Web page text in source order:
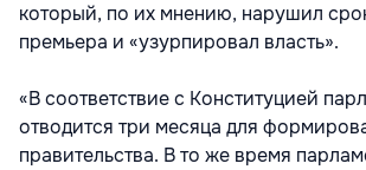
который, по их мнению, нарушил
премьера и «узурпировал власть».
«В соответствие с Конституцией
отводится три месяца для
правительства. В то же время